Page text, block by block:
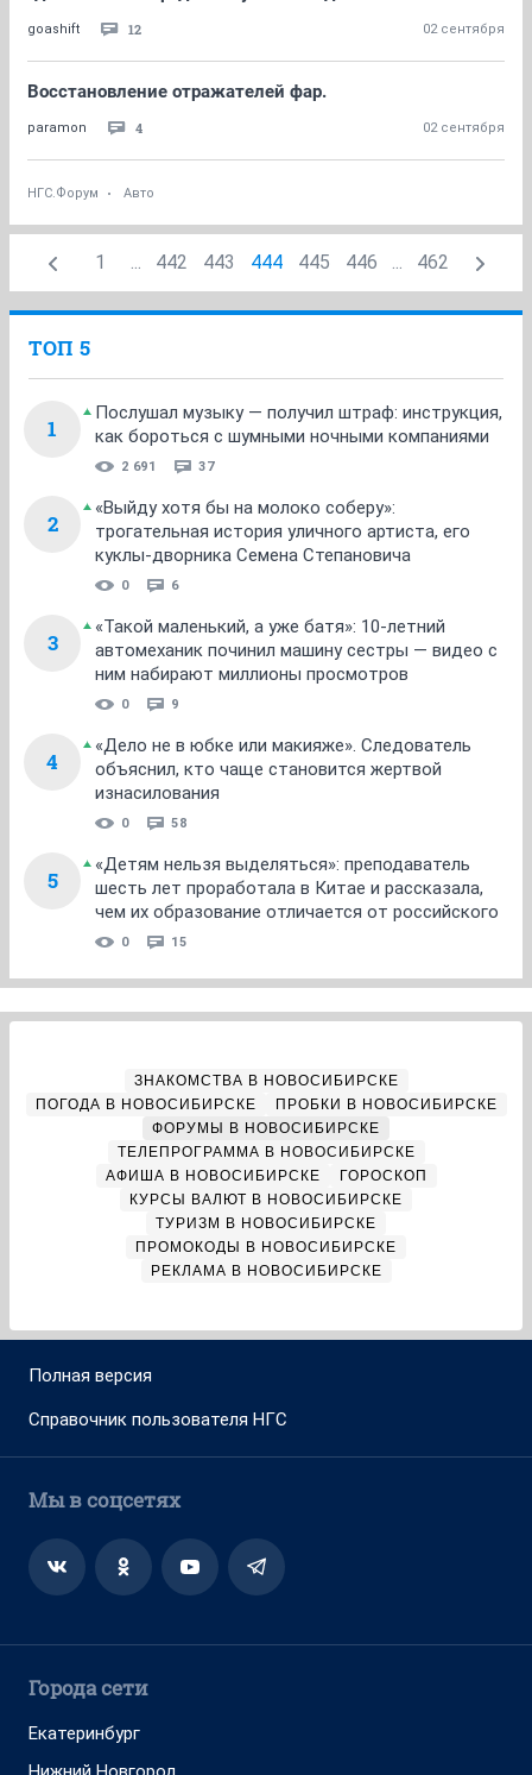
goashift 12 02 сентября
Восстановление отражателей фар.
paramon 4 02 сентября
НГС.Форум Авто
1 ... 442 443 444 445 446 ... 462
ТОП 5
1
Послушал музыку — получил штраф: инструкция,
как бороться с шумными ночными компаниями
2 691 37
2
«Выйду хотя бы на молоко соберу»:
трогательная история уличного артиста, его
куклы-дворника Семена Степановича
0 6
3
«Такой маленький, а уже батя»: 10-летний
автомеханик починил машину сестры — видео с
ним набирают миллионы просмотров
0 9
4
«Дело не в юбке или макияже». Следователь
объяснил, кто чаще становится жертвой
изнасилования
0 58
5
«Детям нельзя выделяться»: преподаватель
шесть лет проработала в Китае и рассказала,
чем их образование отличается от российского
0 15
ЗНАКОМСТВА В НОВОСИБИРСКЕ
ПОГОДА В НОВОСИБИРСКЕ
ПРОБКИ В НОВОСИБИРСКЕ
ФОРУМЫ В НОВОСИБИРСКЕ
ТЕЛЕПРОГРАММА В НОВОСИБИРСКЕ
АФИША В НОВОСИБИРСКЕ
ГОРОСКОП
КУРСЫ ВАЛЮТ В НОВОСИБИРСКЕ
ТУРИЗМ В НОВОСИБИРСКЕ
ПРОМОКОДЫ В НОВОСИБИРСКЕ
РЕКЛАМА В НОВОСИБИРСКЕ
Полная версия
Справочник пользователя НГС
Мы в соцсетях
Города сети
Екатеринбург